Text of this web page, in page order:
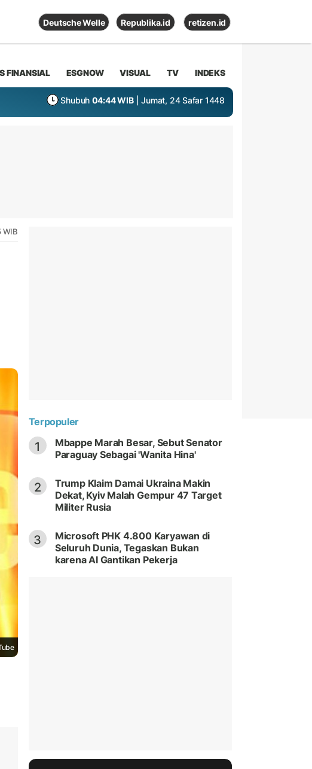
Deutsche Welle Republika.id retizen.id
FINANSIAL ESGNOW VISUAL TV INDEKS
Shubuh 04:44 WIB | Jumat, 24 Safar 1448
WIB
Terpopuler
1
Mbappe Marah Besar, Sebut Senator
Paraguay Sebagai 'Wanita Hina'
2
Trump Klaim Damai Ukraina Makin
Dekat, Kyiv Malah Gempur 47 Target
Militer Rusia
3
Microsoft PHK 4.800 Karyawan di
Seluruh Dunia, Tegaskan Bukan
karena AI Gantikan Pekerja